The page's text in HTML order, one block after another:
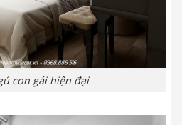
con gái hiện đại